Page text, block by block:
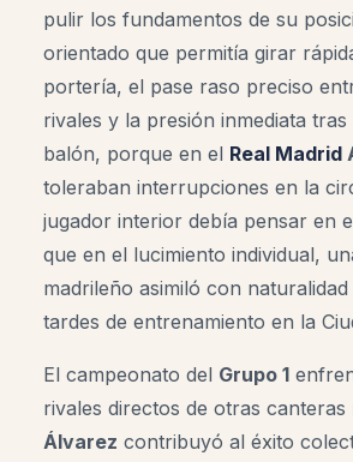
pulir los fundamentos de su
orientado que permitía girar
portería, el pase raso preciso
rivales y la presión inmediata tras
balón, porque en el Real Madrid
toleraban interrupciones en la
jugador interior debía pensar en
que en el lucimiento individual,
madrileño asimiló con
tardes de entrenamiento en la
El campeonato del Grupo 1
rivales directos de otras canteras
Álvarez contribuyó al éxito